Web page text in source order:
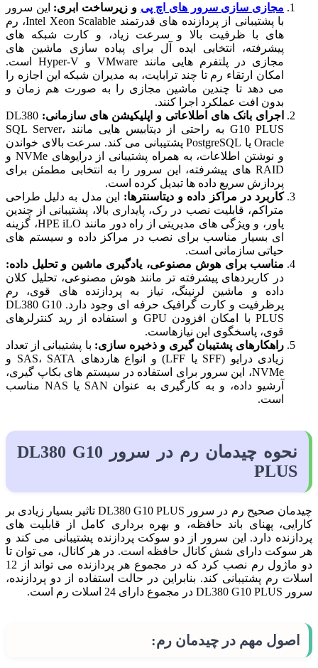
مجازی سازی سرور های اچ پی و زیرساخت ابری: این سرور
با پشتیبانی از پردازنده های قدرتمند Intel Xeon Scalable، رم
های با ظرفیت بالا و سرعت زیاد، و کارت شبکه های
پیشرفته، انتخابی ایده آل برای پیاده سازی ماشین های
مجازی در پلتفرم هایی مانند VMware و Hyper-V است.
امکان ارتقاء رم تا چند ترابایت، به مدیران شبکه این اجازه را
می دهد تا چندین ماشین مجازی را به صورت هم زمان و
بدون افت عملکرد اجرا کنند.
اجرای بانک های اطلاعاتی و اپلیکیشن های سازمانی: DL380
G10 PLUS به راحتی از دیتابیس هایی مانند SQL Server،
Oracle یا PostgreSQL پشتیبانی می کند. سرعت بالای خواندن
و نوشتن اطلاعات، به همراه پشتیبانی از درایوهای NVMe و
RAID های پیشرفته، این سرور را به انتخابی مطمئن برای
پردازش سریع داده ها تبدیل کرده است.
کاربرد در مراکز داده و دیتاسنترها: این مدل به دلیل طراحی
متراکم، قابلیت نصب در رک، پایداری بالا، پشتیبانی از چندین
پاور، و ویژگی های مدیریتی از راه دور مانند HPE iLO، گزینه
ای بسیار مناسب برای نصب در مراکز داده و سیستم های
حیاتی سازمانی است.
مناسب برای هوش مصنوعی، یادگیری ماشین و تحلیل داده:
در کاربردهای پیشرفته تر مانند هوش مصنوعی، تحلیل کلان
داده و ماشین لرنینگ، نیاز به پردازنده های قوی، رم
پرظرفیت و کارت گرافیک حرفه ای وجود دارد. DL380 G10
PLUS با امکان افزودن GPU و استفاده از رید کنترلرهای
قوی، پاسخگوی این نیازهاست.
راهکارهای پشتیبان گیری و ذخیره سازی: با پشتیبانی از تعداد
زیادی درایو (SFF یا LFF) و انواع هاردهای SAS، SATA و
NVMe، این سرور برای استفاده در سیستم های بکاپ گیری،
آرشیو داده، و به کارگیری به عنوان SAN یا NAS مناسب
است.
نحوه چیدمان رم در سرور DL380 G10
PLUS
چیدمان صحیح رم در سرور DL380 G10 PLUS تاثیر بسیار زیادی بر
کارایی، پهنای باند حافظه، و بهره برداری کامل از قابلیت های
پردازنده دارد. این سرور از دو سوکت پردازنده پشتیبانی می کند و
هر سوکت دارای شش کانال حافظه است. در هر کانال، می توان تا
دو ماژول رم نصب کرد که در مجموع هر پردازنده می تواند از 12
اسلات رم پشتیبانی کند. بنابراین در حالت استفاده از دو پردازنده،
سرور DL380 G10 PLUS در مجموع دارای 24 اسلات رم است.
اصول مهم در چیدمان رم: